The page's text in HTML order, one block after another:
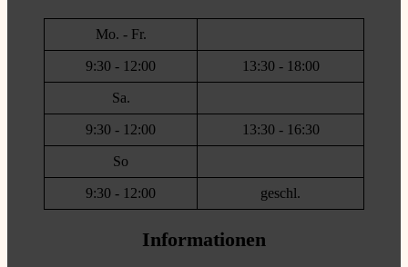
Mo. - Fr.
9:30 - 12:00 13:30 - 18:00
Sa.
9:30 - 12:00 13:30 - 16:30
So
9:30 - 12:00 geschl.
Informationen